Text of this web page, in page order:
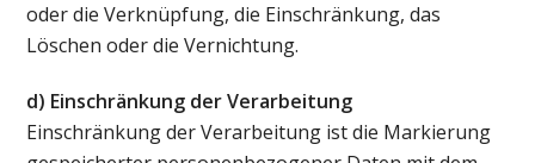
oder die Verknüpfung, die Einschränkung, das
Löschen oder die Vernichtung.
d) Einschränkung der Verarbeitung
Einschränkung der Verarbeitung ist die Markierung